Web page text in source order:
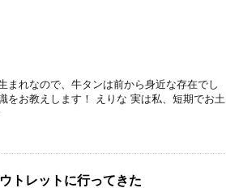
まれなので、牛タンは前から身近な存在でし
をお教えします！ えりな 実は私、短期でお土
トレットに行ってきた